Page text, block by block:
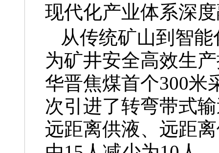
现代化产业体系深
从传统矿山到智
为矿井安全高效生
华晋焦煤首个300米
次引进了转弯带式
远距离供液、远距